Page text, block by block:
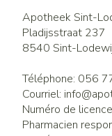
Apotheek Sint-
Pladijsstraat 237
8540 Sint-
Téléphone: 056
Courriel: info@
Numéro de
Pharmacien